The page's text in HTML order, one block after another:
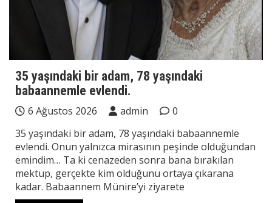
35 yaşındaki bir adam, 78 yaşındaki
babaannemle evlendi.
6 Ağustos 2026 admin
0
35 yaşındaki bir adam, 78 yaşındaki babaannemle
evlendi. Onun yalnızca mirasının peşinde olduğundan
emindim… Ta ki cenazeden sonra bana bırakılan
mektup, gerçekte kim olduğunu ortaya çıkarana
kadar. Babaannem Münire’yi ziyarete